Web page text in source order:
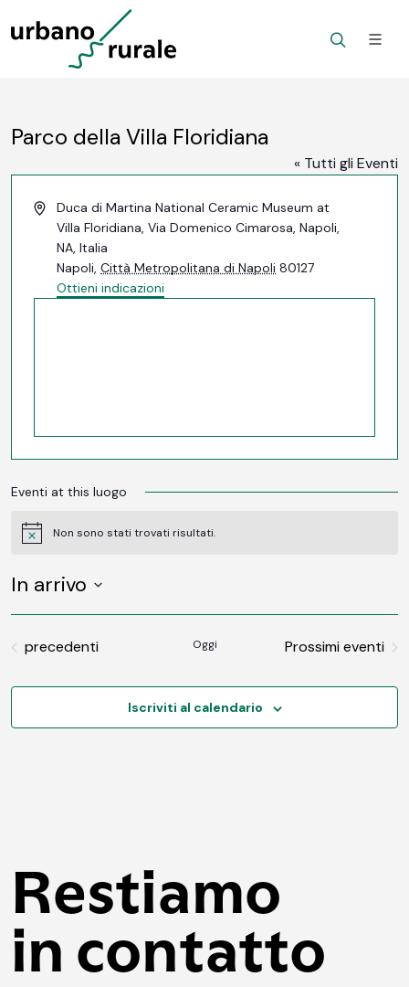
Parco della Villa Floridiana
« Tutti gli Eventi
IndirizzoDuca di Martina National Ceramic Museum at
Villa Floridiana, Via Domenico Cimarosa, Napoli,
NA, Italia
Napoli, Città Metropolitana di Napoli 80127
Ottieni indicazioni
Eventi at this luogo
NoticeNon sono stati trovati risultati.
In arrivo
DATA.
Eventi
precedenti Oggi Prossimi eventi
Iscriviti al calendario
Restiamo
in contatto